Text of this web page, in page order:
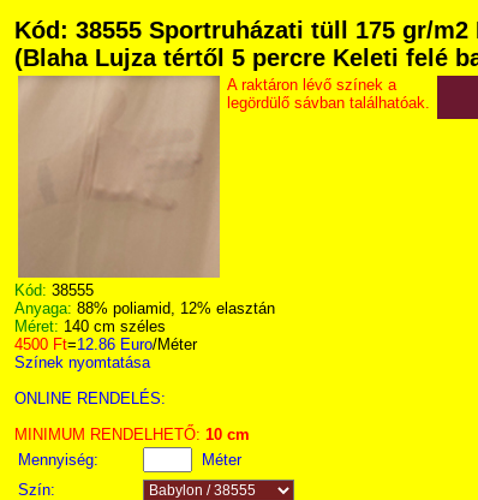
Kód: 38555 Sportruházati tüll 175 gr/
(Blaha Lujza tértől 5 percre Keleti felé
A raktáron lévő színek a
legördülő sávban találhatóak.
Kód: 38555
Anyaga: 88% poliamid, 12% elasztán
Méret: 140 cm széles
4500 Ft=12.86 Euro/Méter
Színek nyomtatása
ONLINE RENDELÉS:
MINIMUM RENDELHETŐ: 10 cm
Mennyiség:
Méter
Szín: